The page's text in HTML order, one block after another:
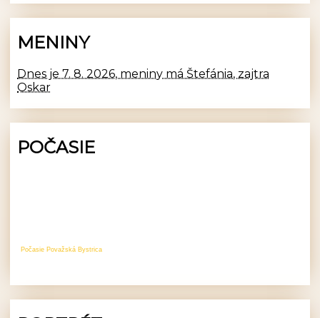
MENINY
Dnes je 7. 8. 2026, meniny má Štefánia, zajtra
Oskar
POČASIE
Počasie Považská Bystrica